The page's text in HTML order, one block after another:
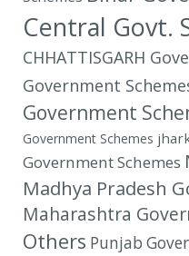
Central Govt.
CHHATTISGARH
Government
Government
Government Schemes
Government Schemes
Madhya Pradesh
Maharashtra
Others Punjab